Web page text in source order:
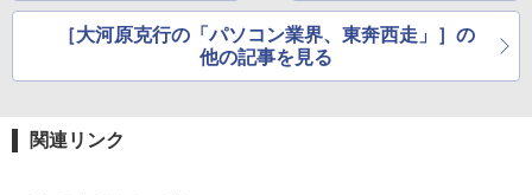
［大河原克行の「パソコン業界、東奔西走」］の
他の記事を見る
関連リンク